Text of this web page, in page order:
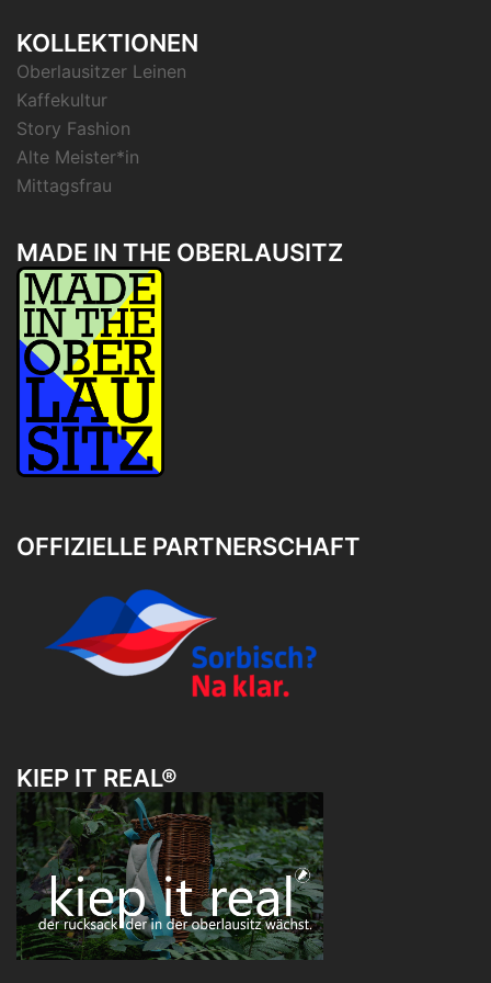
KOLLEKTIONEN
Oberlausitzer Leinen
Kaffekultur
Story Fashion
Alte Meister*in
Mittagsfrau
MADE IN THE OBERLAUSITZ
OFFIZIELLE PARTNERSCHAFT
KIEP IT REAL®